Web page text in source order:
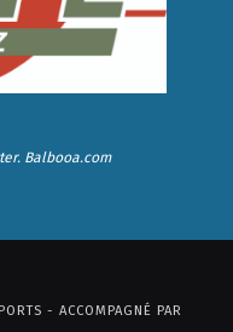
Balbooa.com
- ACCOMPAGNÉ PAR